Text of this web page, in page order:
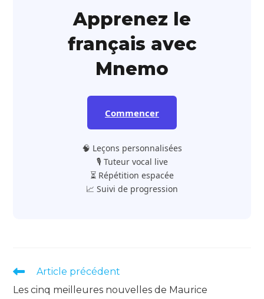
Apprenez le
français avec
Mnemo
Commencer
🧠 Leçons personnalisées
🎙️ Tuteur vocal live
⏳ Répétition espacée
📈 Suivi de progression
Read
articles
Article précédent
Les cinq meilleures nouvelles de Maurice